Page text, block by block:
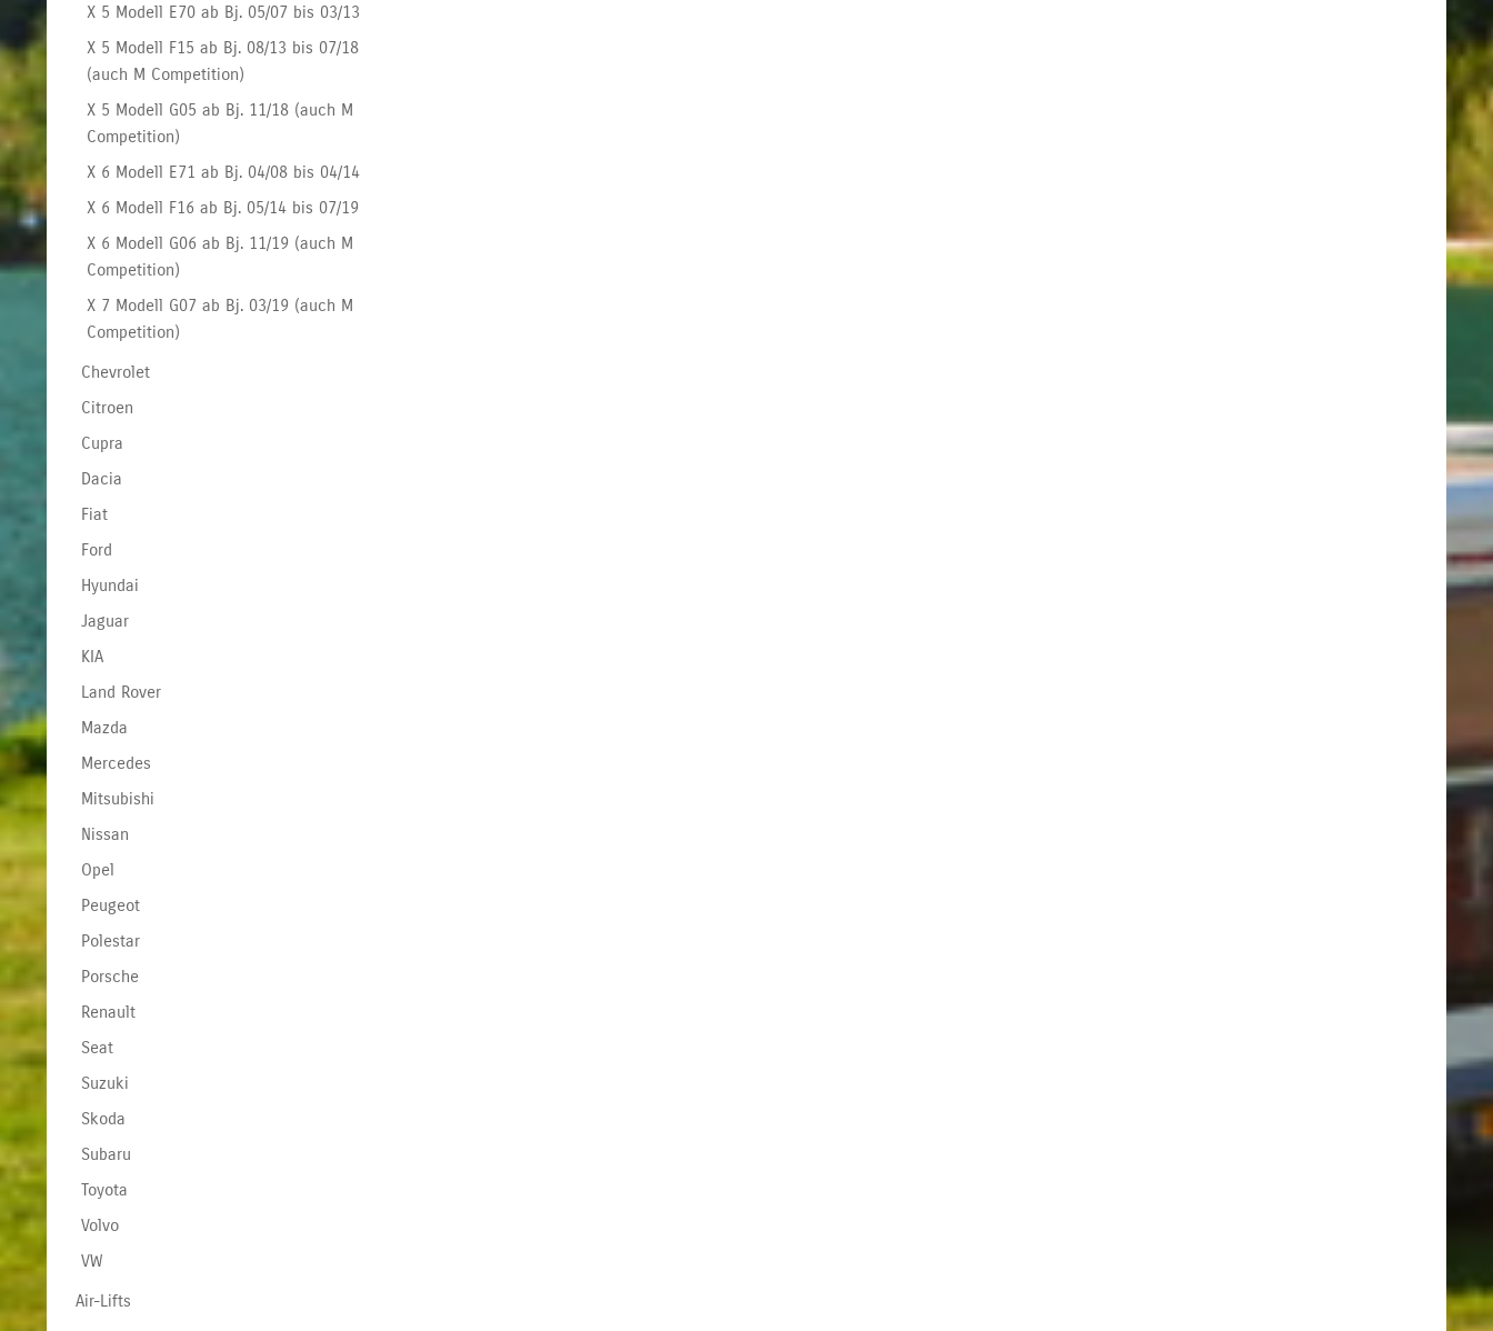
X 5 Modell E70 ab Bj. 05/07 bis 03/13
X 5 Modell F15 ab Bj. 08/13 bis 07/18
(auch M Competition)
X 5 Modell G05 ab Bj. 11/18 (auch M
Competition)
X 6 Modell E71 ab Bj. 04/08 bis 04/14
X 6 Modell F16 ab Bj. 05/14 bis 07/19
X 6 Modell G06 ab Bj. 11/19 (auch M
Competition)
X 7 Modell G07 ab Bj. 03/19 (auch M
Competition)
Chevrolet
Citroen
Cupra
Dacia
Fiat
Ford
Hyundai
Jaguar
KIA
Land Rover
Mazda
Mercedes
Mitsubishi
Nissan
Opel
Peugeot
Polestar
Porsche
Renault
Seat
Suzuki
Skoda
Subaru
Toyota
Volvo
VW
Air-Lifts